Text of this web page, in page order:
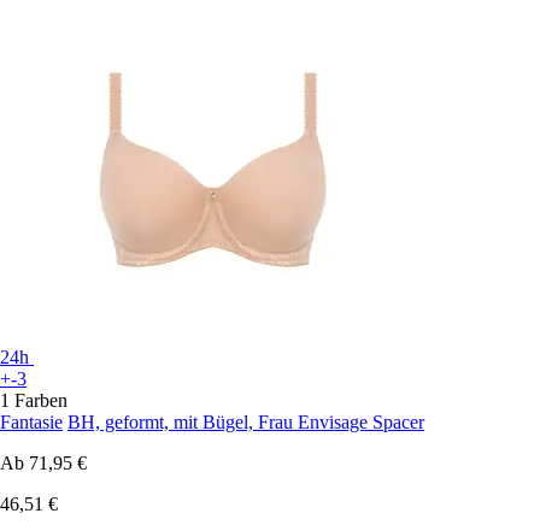
24h
+-3
1 Farben
Fantasie BH, geformt, mit Bügel, Frau Envisage Spacer
Ab 71,95 €
46,51 €